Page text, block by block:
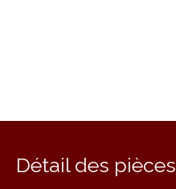
Détail des pièces